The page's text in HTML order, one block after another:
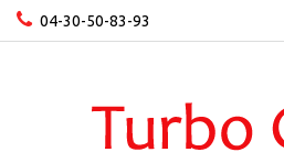
04-30-50-83-93